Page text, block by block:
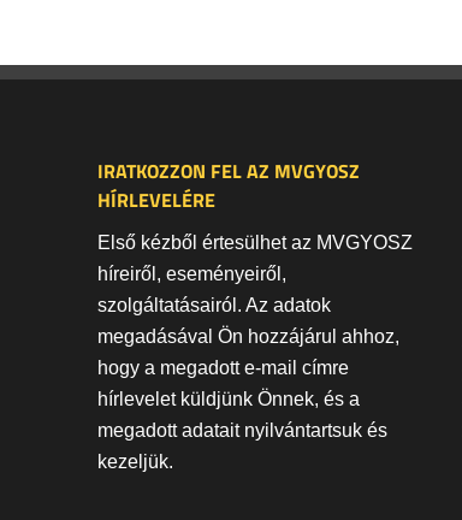
IRATKOZZON FEL AZ MVGYOSZ
HÍRLEVELÉRE
Első kézből értesülhet az MVGYOSZ
híreiről, eseményeiről,
szolgáltatásairól. Az adatok
megadásával Ön hozzájárul ahhoz,
hogy a megadott e-mail címre
hírlevelet küldjünk Önnek, és a
megadott adatait nyilvántartsuk és
kezeljük.